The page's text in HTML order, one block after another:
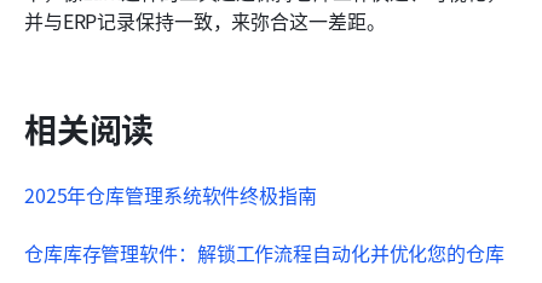
并与ERP记录保持一致，来弥合这一差距。
相关阅读
2025年仓库管理系统软件终极指南
仓库库存管理软件：解锁工作流程自动化并优化您的仓库